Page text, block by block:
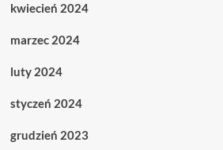
kwiecień 2024
marzec 2024
luty 2024
styczeń 2024
grudzień 2023